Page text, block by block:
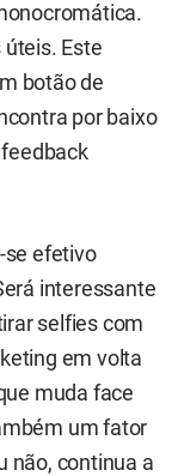
úteis. Este
botão de
por baixo
se efetivo
interessante
selfies com
em volta
muda face
um fator
não, continua a